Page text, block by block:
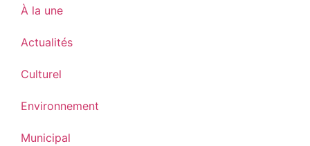
À la une
Actualités
Culturel
Environnement
Municipal